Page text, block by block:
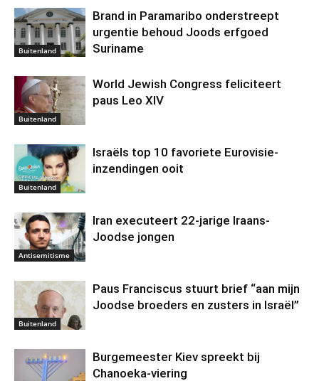
Buitenland
Brand in Paramaribo onderstreept
urgentie behoud Joods erfgoed
Suriname
Buitenland
World Jewish Congress feliciteert
paus Leo XIV
Buitenland
Israëls top 10 favoriete Eurovisie-
inzendingen ooit
Antisemitisme
Iran executeert 22-jarige Iraans-
Joodse jongen
Buitenland
Paus Franciscus stuurt brief “aan mijn
Joodse broeders en zusters in Israël”
Burgemeester Kiev spreekt bij
Chanoeka-viering